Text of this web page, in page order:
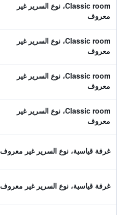
Classic room، نوع السرير غير
معروف
Classic room، نوع السرير غير
معروف
Classic room، نوع السرير غير
معروف
Classic room، نوع السرير غير
معروف
غرفة قياسية، نوع السرير غير معروف
غرفة قياسية، نوع السرير غير معروف